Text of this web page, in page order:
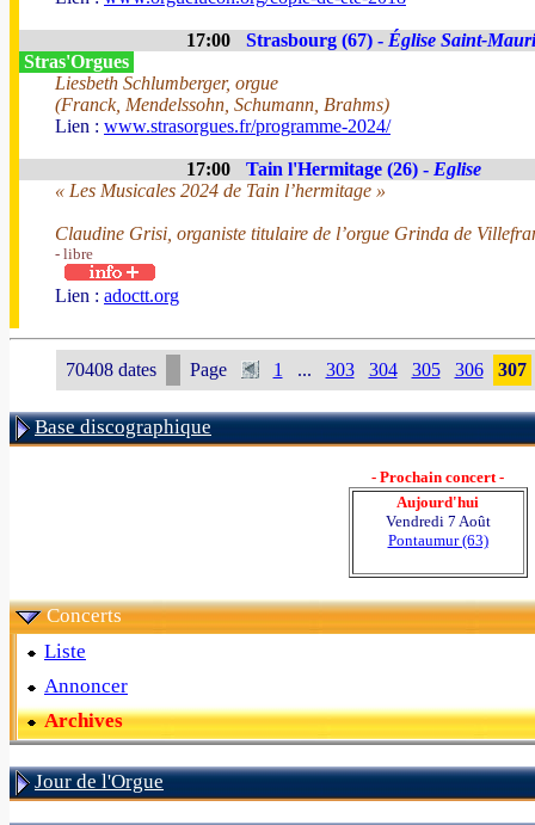
17:00 Strasbourg (67) - Église Saint-
Stras'Orgues
Liesbeth Schlumberger, orgue
(Franck, Mendelssohn, Schumann, Brahms)
Lien : www.strasorgues.fr/programme-2024/
17:00 Tain l'Hermitage (26) - Eglise
« Les Musicales 2024 de Tain l’hermitage »
Claudine Grisi, organiste titulaire de l’orgue Grinda de
- libre
Lien : adoctt.org
70408 dates Page 1 ... 303 304 305 306 307
Base discographique
- Prochain concert -
Aujourd'hui
Vendredi 7 Août
Pontaumur (63)
Concerts
Liste
Annoncer
Archives
Jour de l'Orgue